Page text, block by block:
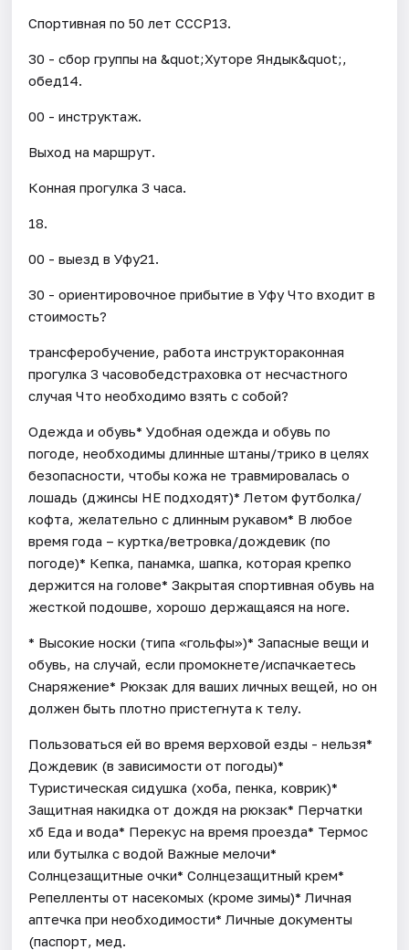
Спортивная по 50 лет СССР13.
30 - сбор группы на &quot;Хуторе Яндык&quot;,
обед14.
00 - инструктаж.
Выход на маршрут.
Конная прогулка 3 часа.
18.
00 - выезд в Уфу21.
30 - ориентировочное прибытие в Уфу Что входит в
стоимость?
трансферобучение, работа инструктораконная
прогулка 3 часовобедстраховка от несчастного
случая Что необходимо взять с собой?
Одежда и обувь* Удобная одежда и обувь по
погоде, необходимы длинные штаны/трико в целях
безопасности, чтобы кожа не травмировалась о
лошадь (джинсы НЕ подходят)* Летом футболка/
кофта, желательно с длинным рукавом* В любое
время года – куртка/ветровка/дождевик (по
погоде)* Кепка, панамка, шапка, которая крепко
держится на голове* Закрытая спортивная обувь на
жесткой подошве, хорошо держащаяся на ноге.
* Высокие носки (типа «гольфы»)* Запасные вещи и
обувь, на случай, если промокнете/испачкаетесь
Снаряжение* Рюкзак для ваших личных вещей, но он
должен быть плотно пристегнута к телу.
Пользоваться ей во время верховой езды - нельзя*
Дождевик (в зависимости от погоды)*
Туристическая сидушка (хоба, пенка, коврик)*
Защитная накидка от дождя на рюкзак* Перчатки
хб Еда и вода* Перекус на время проезда* Термос
или бутылка с водой Важные мелочи*
Солнцезащитные очки* Солнцезащитный крем*
Репелленты от насекомых (кроме зимы)* Личная
аптечка при необходимости* Личные документы
(паспорт, мед.